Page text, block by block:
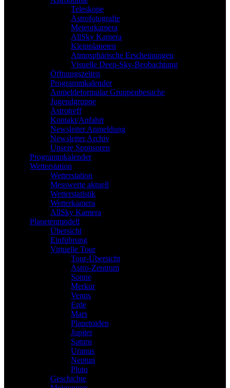
Teleskope
Astrofotografie
Meteorkamera
AllSky Kamera
Kleinplaneten
Atmosphärische Erscheinungen
Visuelle Deep-Sky-Beobachtung
Öffnungszeiten
Programmkalender
Anmeldeformular Gruppenbesuche
Jugendgruppe
Astrotreff
Kontakt/Anfahrt
Newsletter Anmeldung
Newsletter Archiv
Unsere Sponsoren
Programmkalender
Wetterstation
Wetterstation
Messwerte aktuell
Wetterstatistik
Wetterkamera
AllSky Kamera
Planetenmodell
Übersicht
Einführung
Virtuelle Tour
Tour-Übersicht
Astro-Zentrum
Sonne
Merkur
Venus
Erde
Mars
Planetoiden
Jupiter
Saturn
Uranus
Neptun
Pluto
Geschichte